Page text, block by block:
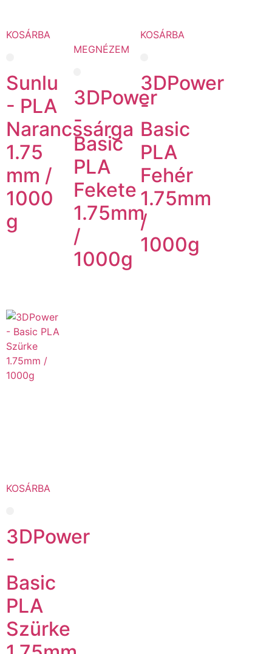
KOSÁRBA
Sunlu
- PLA
Narancssárga
1.75
mm /
1000
g
MEGNÉZEM
3DPower
-
Basic
PLA
Fekete
1.75mm
/
1000g
KOSÁRBA
3DPower
-
Basic
PLA
Fehér
1.75mm
/
1000g
KOSÁRBA
3DPower
-
Basic
PLA
Szürke